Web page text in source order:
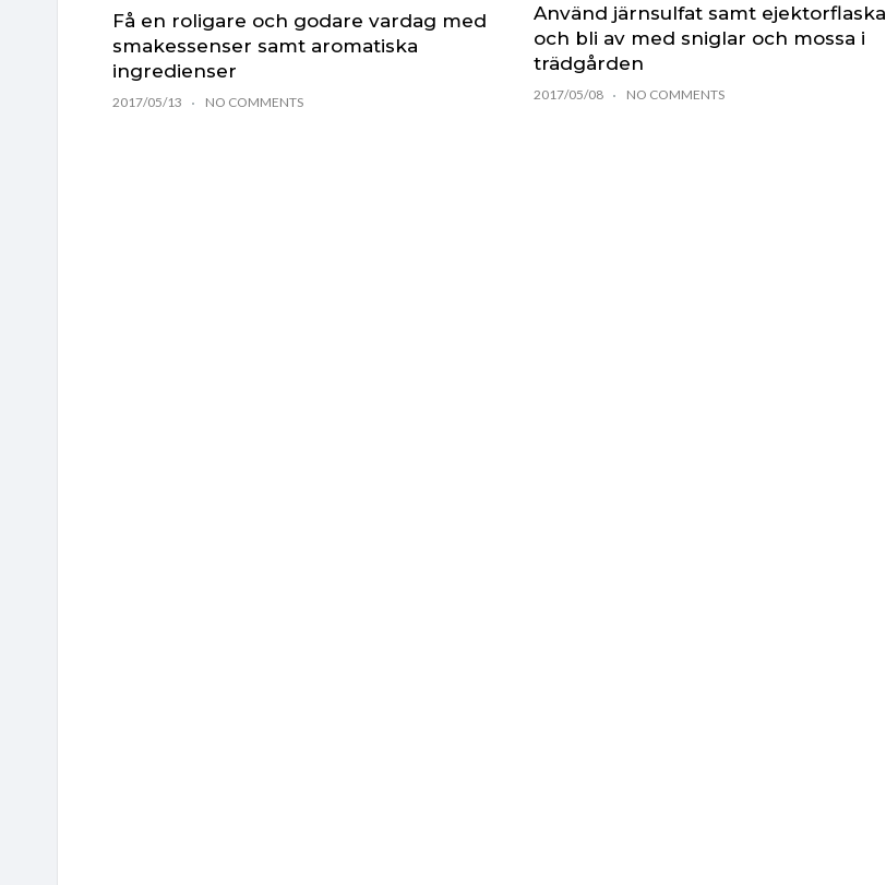
Få en roligare och godare vardag med
smakessenser samt aromatiska
ingredienser
2017/05/13 NO COMMENTS
Använd järnsulfat samt ejektorflaska
och bli av med sniglar och mossa i
trädgården
2017/05/08 NO COMMENTS